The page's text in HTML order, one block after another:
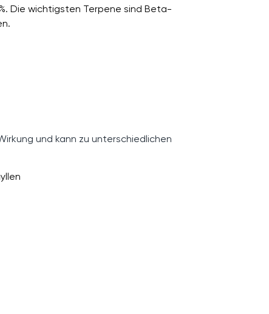
Die wichtigsten Terpene sind Beta-
und kann zu unterschiedlichen